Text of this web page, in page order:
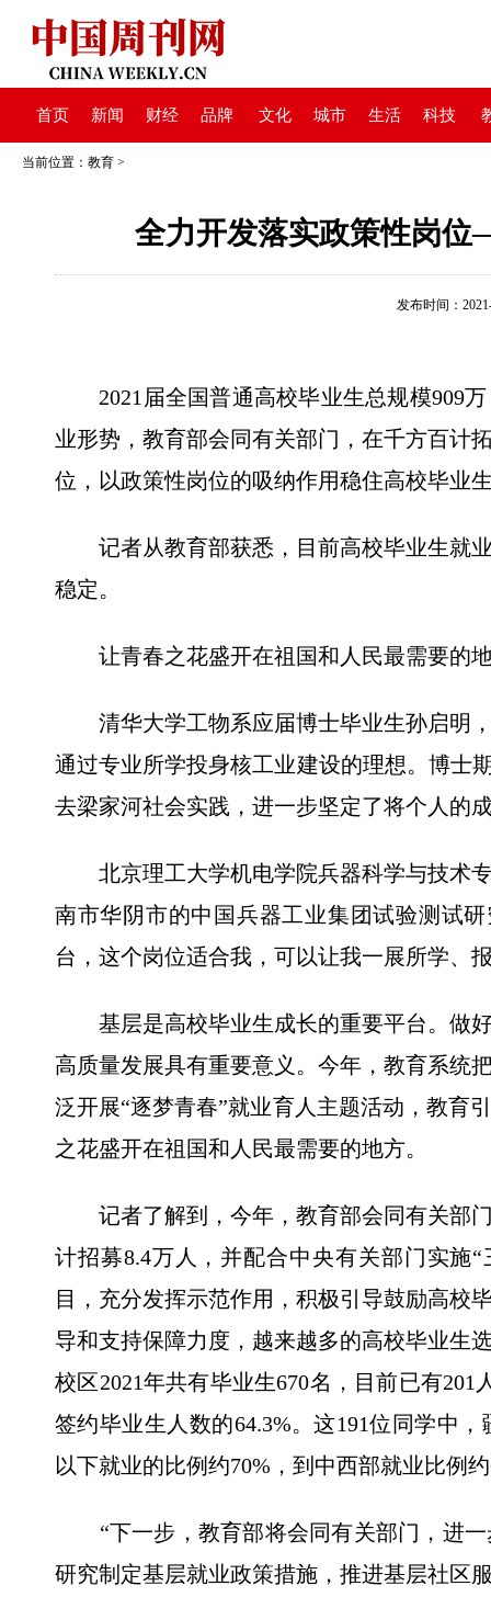
首页 新闻 财经 品牌 文化 城市 生活 科技
当前位置： 教育 >
全力开发落实政策性岗
发布时间：
2021届全国普通高校毕业生总规模909万
业形势，教育部会同有关部门，在千方百计
位，以政策性岗位的吸纳作用稳住高校毕业
记者从教育部获悉，目前高校毕业生就业
稳定。
让青春之花盛开在祖国和人民最需要的
清华大学工物系应届博士毕业生孙启明，
通过专业所学投身核工业建设的理想。博士
去梁家河社会实践，进一步坚定了将个人的
北京理工大学机电学院兵器科学与技术专
南市华阴市的中国兵器工业集团试验测试
台，这个岗位适合我，可以让我一展所学、
基层是高校毕业生成长的重要平台。做好
高质量发展具有重要意义。今年，教育系统
泛开展“逐梦青春”就业育人主题活动，教育
之花盛开在祖国和人民最需要的地方。
记者了解到，今年，教育部会同有关部门
计招募8.4万人，并配合中央有关部门实施
目，充分发挥示范作用，积极引导鼓励高校
导和支持保障力度，越来越多的高校毕业生
校区2021年共有毕业生670名，目前已有
签约毕业生人数的64.3%。这191位同学中
以下就业的比例约70%，到中西部就业比例
“下一步，教育部将会同有关部门，进一
研究制定基层就业政策措施，推进基层社区